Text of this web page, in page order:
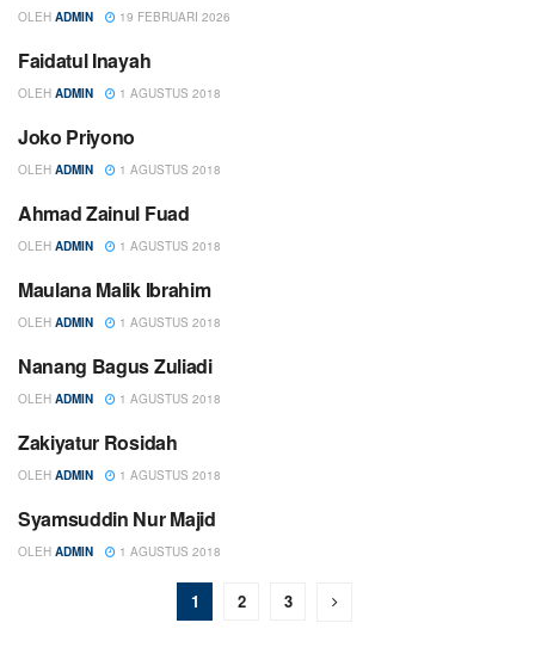
OLEH ADMIN 19 FEBRUARI 2026
PERESENSI
Faidatul Inayah
OLEH ADMIN 1 AGUSTUS 2018
PERESENSI
Joko Priyono
OLEH ADMIN 1 AGUSTUS 2018
PERESENSI
Ahmad Zainul Fuad
OLEH ADMIN 1 AGUSTUS 2018
PERESENSI
Maulana Malik Ibrahim
OLEH ADMIN 1 AGUSTUS 2018
PERESENSI
Nanang Bagus Zuliadi
OLEH ADMIN 1 AGUSTUS 2018
PERESENSI
Zakiyatur Rosidah
OLEH ADMIN 1 AGUSTUS 2018
PERESENSI
Syamsuddin Nur Majid
OLEH ADMIN 1 AGUSTUS 2018
1 2 3